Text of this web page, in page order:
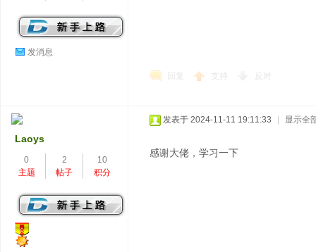
发消息
回复 支持 反对
Laoys
0
主题
2
帖子
10
积分
发表于 2024-11-11 19:11:33 显示全
感谢大佬，学习一下